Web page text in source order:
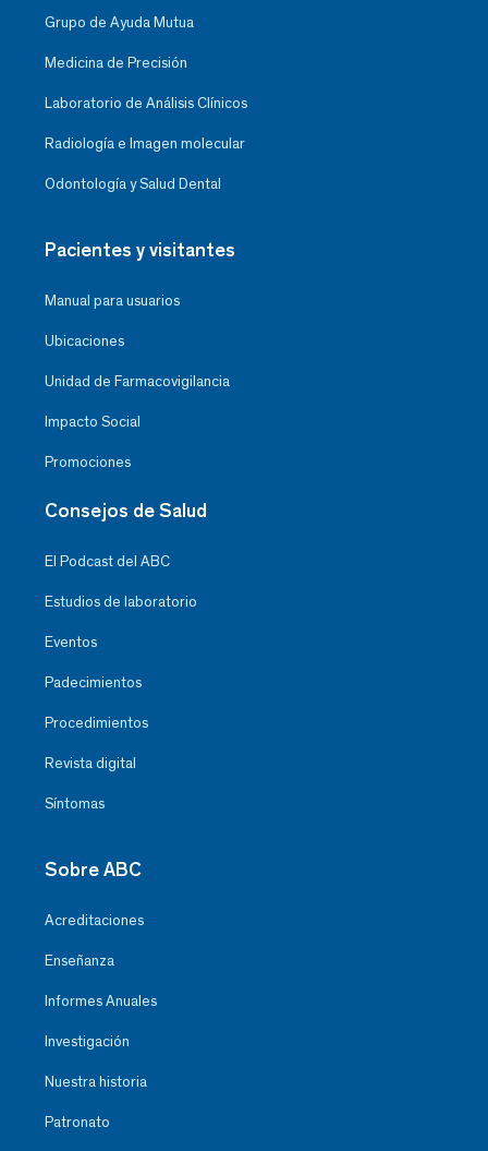
Grupo de Ayuda Mutua
Medicina de Precisión
Laboratorio de Análisis Clínicos
Radiología e Imagen molecular
Odontología y Salud Dental
Pacientes y visitantes
Manual para usuarios
Ubicaciones
Unidad de Farmacovigilancia
Impacto Social
Promociones
Consejos de Salud
El Podcast del ABC
Estudios de laboratorio
Eventos
Padecimientos
Procedimientos
Revista digital
Síntomas
Sobre ABC
Acreditaciones
Enseñanza
Informes Anuales
Investigación
Nuestra historia
Patronato